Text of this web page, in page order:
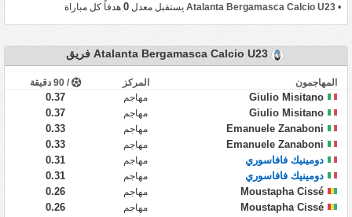
•
Atalanta Bergamasca Calcio U23يستقبل معدل 0هدفاً كل مباراة
Atalanta Bergamasca Calcio U23 فريق
المهاجمون المركز / 90 دقيقة
Giulio Misitano مهاجم
0.37
Giulio Misitano
مهاجم
0.37
Emanuele Zanaboni
مهاجم
0.33
Emanuele Zanaboni
مهاجم
0.33
دومينيك فافاسوري
مهاجم
0.31
دومينيك فافاسوري
مهاجم
0.31
Moustapha Cissé
مهاجم
0.26
Moustapha Cissé
مهاجم
0.26